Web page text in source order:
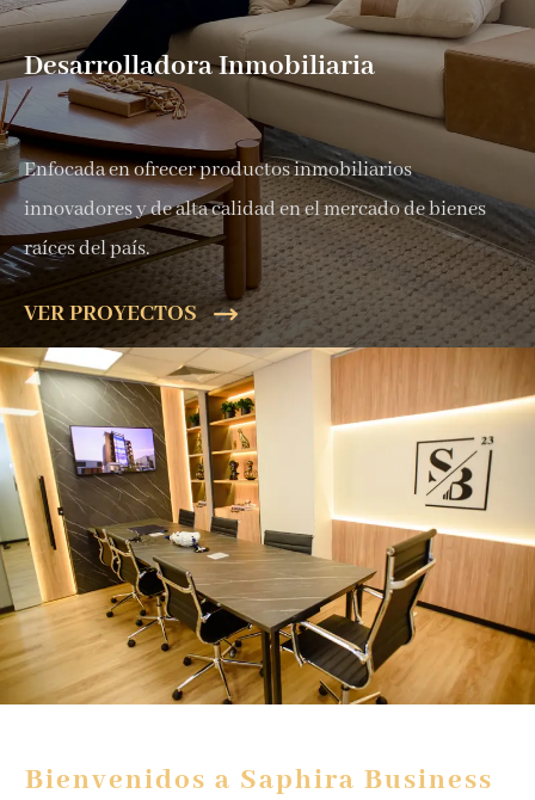
Desarrolladora Inmobiliaria
Enfocada en ofrecer productos inmobiliarios
innovadores y de alta calidad en el mercado de bienes
raíces del país.
VER PROYECTOS
Bienvenidos a Saphira Business